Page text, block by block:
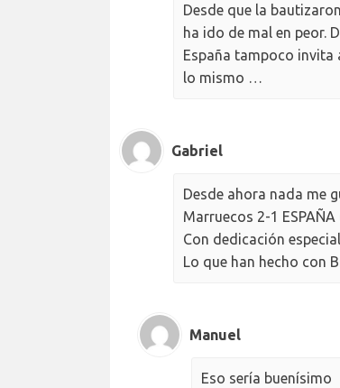
Desde que la
ha ido de mal en peor.
España tampoco invita
lo mismo …
Gabriel
Desde ahora nada me
Marruecos 2-1
Con dedicación
Lo que han hecho con
Manuel
Eso sería buenísimo